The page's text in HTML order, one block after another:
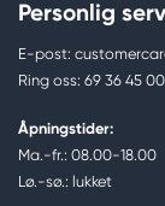
Personlig
E-post:
Ring oss: 69 36 45 00
Åpningstider:
Ma.-fr.: 08.00-18.00
Lø.-sø.: lukket